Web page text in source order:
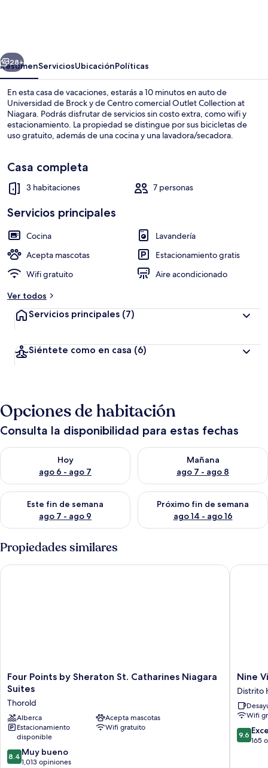
Niagara
falls
&
Brock
uni
Restaurante familiar
Siguiente
28+
ResumenServiciosUbicaciónPolíticas
En esta casa de vacaciones, estarás a 10 minutos en auto de
Universidad de Brock y de Centro comercial Outlet Collection at
Niagara. Podrás disfrutar de servicios sin costo extra, como wifi y
estacionamiento. La propiedad se distingue por sus bicicletas de
uso gratuito, además de una cocina y una lavadora/secadora.
Casa completa
3 habitaciones 7 personas
Servicios principales
Cocina
Lavandería
Acepta mascotas
Estacionamiento gratis
Wifi gratuito
Aire acondicionado
Ver todos
Servicios principales (7)
Siéntete como en casa (6)
Opciones de habitación
Consulta la disponibilidad para estas fechas
Hoy
ago 6 - ago 7
Consulta la disponibilidad para hoy ago 6 - ago 7
Mañana
ago 7 - ago 8
Consulta la disponibilidad
Este fin de semana
ago 7 - ago 9
Consulta la disponibilidad para este fin de semana ago 7 -
Próximo fin de semana
ago 14 - ago 16
Consulta la disponibilidad
Propiedades similares
Four
Points
Sheraton
St.
Catharines
Niagara
Suites
Thorold
Four Points by Sheraton St. Catharines Niagara
Suites
Thorold
Alberca
Acepta mascotas
Estacionamiento
disponible
Wifi gratuito
8.4
de
8.4 Muy bueno
1,013 opiniones
Four Points by Sheraton St. Catharines Niagara Suites
Nine
Vines
Hotel
Distrito
de
la
Nine
Distrito
Wifi
9.6
de
9.6
165
Nine